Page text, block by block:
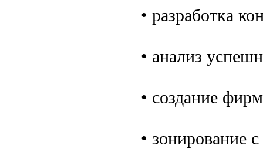
• разработка
• анализ
• создание
• зонирование